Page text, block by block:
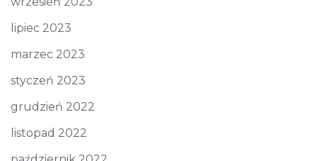
lipiec 2023
marzec 2023
styczeń 2023
grudzień 2022
listopad 2022